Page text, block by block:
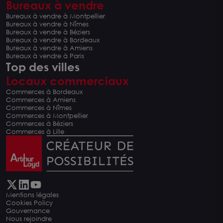
Bureaux à vendre
Bureaux à vendre à Montpellier
Bureaux à vendre à Nîmes
Bureaux à vendre à Béziers
Bureaux à vendre à Bordeaux
Bureaux à vendre à Amiens
Bureaux à vendre à Paris
Top des villes
Locaux commerciaux
Commerces à Bordeaux
Commerces à Amiens
Commerces à Nîmes
Commerces à Montpellier
Commerces à Béziers
Commerces à Lille
Mentions légales
Cookies Policy
Gouvernance
Nous rejoindre